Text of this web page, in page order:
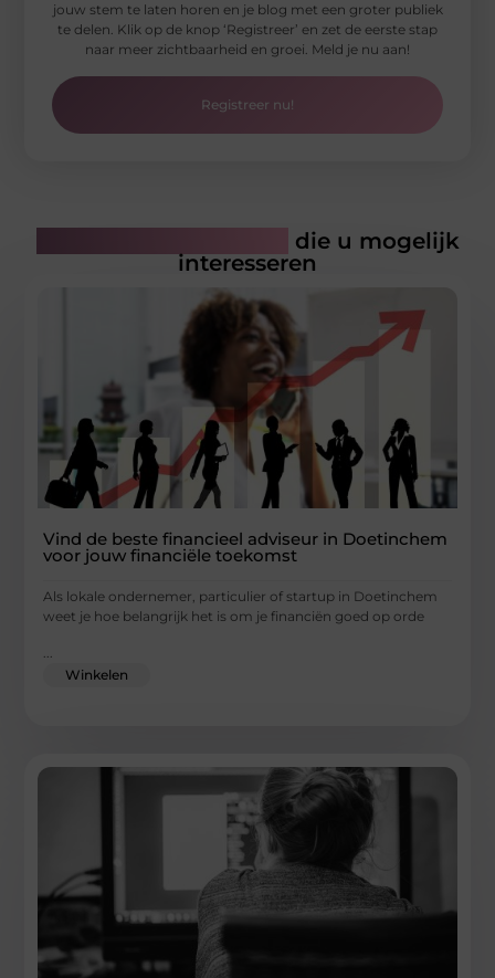
jouw stem te laten horen en je blog met een groter publiek
te delen. Klik op de knop ‘Registreer’ en zet de eerste stap
naar meer zichtbaarheid en groei. Meld je nu aan!
Registreer nu!
die u mogelijk
interesseren
Vind de beste financieel adviseur in Doetinchem
voor jouw financiële toekomst
Als lokale ondernemer, particulier of startup in Doetinchem
weet je hoe belangrijk het is om je financiën goed op orde
Winkelen